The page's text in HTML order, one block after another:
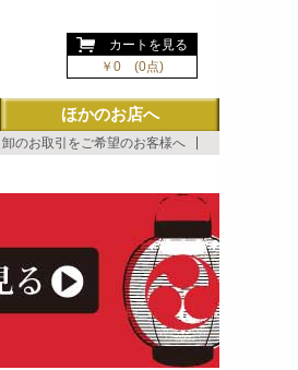
カートを見る
￥0 (0点)
ほかのお店へ
卸のお取引をご希望のお客様へ